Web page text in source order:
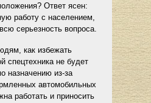
Ответ ясен:
работу с населением,
серьезность вопроса.
как избежать
спецтехника не будет
назначению из-за
автомобильных
работать и приносить